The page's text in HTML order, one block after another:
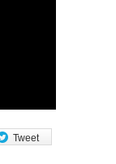
Tweet